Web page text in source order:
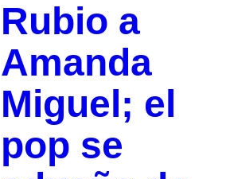
Rubio a
Amanda
Miguel; el
pop se